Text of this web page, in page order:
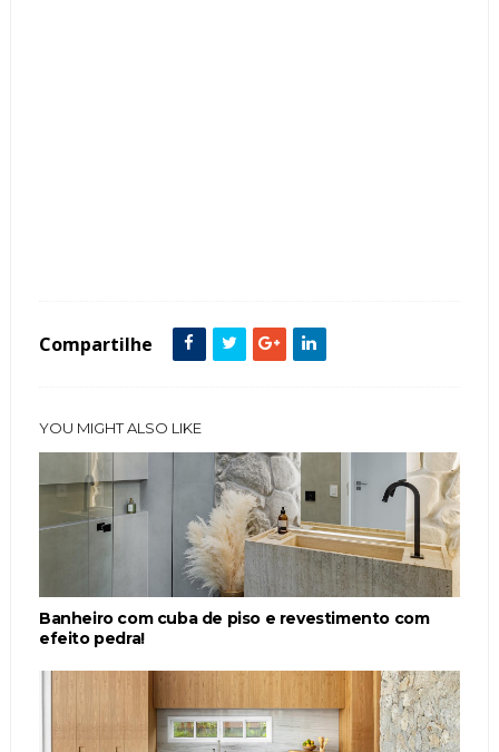
Compartilhe
YOU MIGHT ALSO LIKE
Banheiro com cuba de piso e revestimento com
efeito pedra!